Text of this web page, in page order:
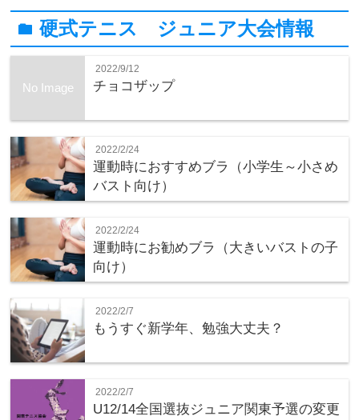
folder硬式テニス ジュニア大会情報
No Image
2022/9/12
チョコザップ
2022/2/24
運動時におすすめブラ（小学生～小さめ
バスト向け）
2022/2/24
運動時にお勧めブラ（大きいバストの子
向け）
2022/2/7
もうすぐ新学年、勉強大丈夫？
2022/2/7
U12/14全国選抜ジュニア関東予選の変更